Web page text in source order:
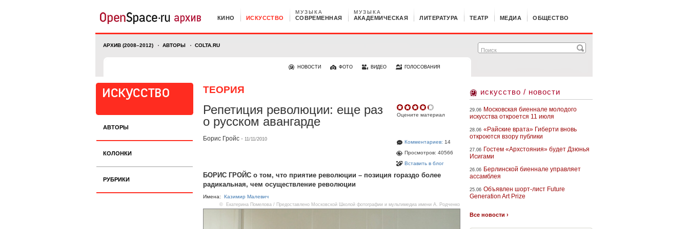
КИНО ИСКУССТВО СОВРЕМЕННАЯ
МУЗЫКА
АКАДЕМИЧЕСКАЯ
МУЗЫКА
ЛИТЕРАТУРА ТЕАТР МЕДИА ОБЩЕСТВО
АРХИВ (2008–2012) АВТОРЫ COLTA.RU
НОВОСТИ ФОТО ВИДЕО ГОЛОСОВАНИЯ
АВТОРЫ
КОЛОНКИ
РУБРИКИ
ТЕОРИЯ
Оцените материал
Комментариев: 14
Просмотров: 40566
Вставить в блог
Репетиция революции: еще раз
о русском авангарде
Борис Гройс · 11/11/2010
БОРИС ГРОЙС о том, что приятие революции – позиция гораздо более
радикальная, чем осуществление революции
Имена: Казимир Малевич
© Екатерина Помелова / Предоставлено Московской Школой фотографии и мультимедиа имени А. Родченко
искусство / новости
29.06 Московская биеннале молодого
искусства откроется 11 июля
28.06 «Райские врата» Гиберти вновь
откроются взору публики
27.06 Гостем «Архстояния» будет Дзюнья
Исигами
26.06 Берлинской биеннале управляет
ассамблея
25.06 Объявлен шорт-лист Future
Generation Art Prize
Все новости ›